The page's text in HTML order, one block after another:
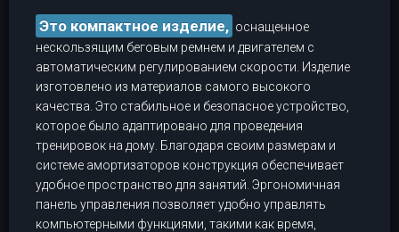
Это компактное изделие, оснащенное
нескользящим беговым ремнем и двигателем с
автоматическим регулированием скорости. Изделие
изготовлено из материалов самого высокого
качества. Это стабильное и безопасное устройство,
которое было адаптировано для проведения
тренировок на дому. Благодаря своим размерам и
системе амортизаторов конструкция обеспечивает
удобное пространство для занятий. Эргономичная
панель управления позволяет удобно управлять
компьютерными функциями, такими как время,